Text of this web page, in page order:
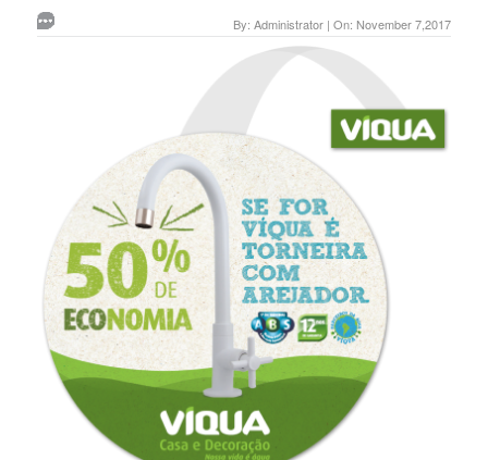
By: Administrator | On: November 7,2017